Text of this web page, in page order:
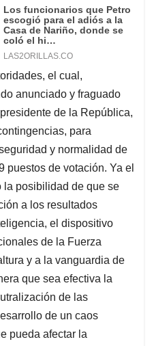
el cual,
anunciado y fraguado
de la República,
para
y normalidad de
puestos de votación. Ya el
la posibilidad de que se
a los resultados
el dispositivo
de la Fuerza
y a la vanguardia de
que sea efectiva la
de las
de un caos
pueda afectar la